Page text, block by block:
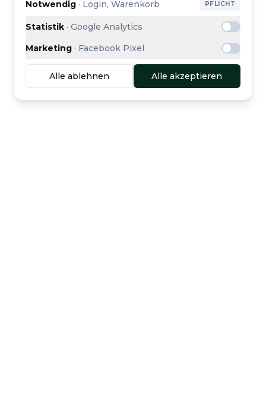
Notwendig · Login, Warenkorb PFLICHT
Statistik ·Google Analytics
Marketing · Facebook Pixel
Alle ablehnen Alle akzeptieren